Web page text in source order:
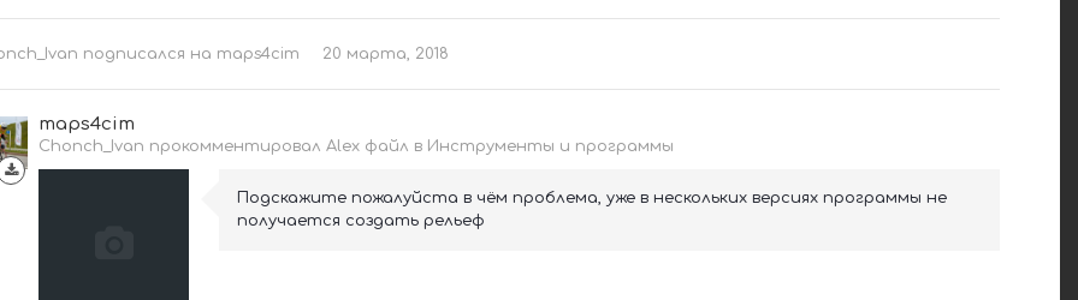
подписался на maps4cim 20 марта, 2018
maps4cim
Chonch_Ivan прокомментировал Alex файл в Инструменты и программы
Подскажите пожалуйста в чём проблема, уже в нескольких версиях программы не
получается создать рельеф